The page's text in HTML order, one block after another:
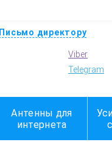
Письмо директору
Viber
Telegram
Антенны для
интернета